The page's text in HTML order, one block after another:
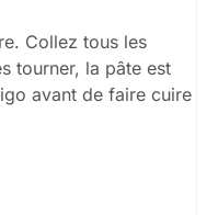
Collez tous les
tourner, la pâte est
avant de faire cuire